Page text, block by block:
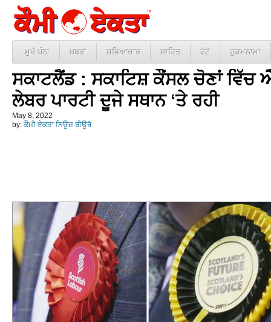
ਮੁਖੱ ਪੰਨਾ ਖ਼ਬਰਾਂ ਸਭਿਆਚਾਰ ਸਾਹਿਤ ਫੋਟੋ ਹੁਕਮਨਾਮਾ
ਸਕਾਟਲੈਂਡ : ਸਕਾਟਿਸ਼ ਕੌਂਸਲ ਚੋਣਾਂ ਵਿੱਚ
ਲੇਬਰ ਪਾਰਟੀ ਦੂਜੇ ਸਥਾਨ ‘ਤੇ ਰਹੀ
May 8, 2022
by: ਕੌਮੀ ਏਕਤਾ ਨਿਊਜ਼ ਬੀਊਰੋ